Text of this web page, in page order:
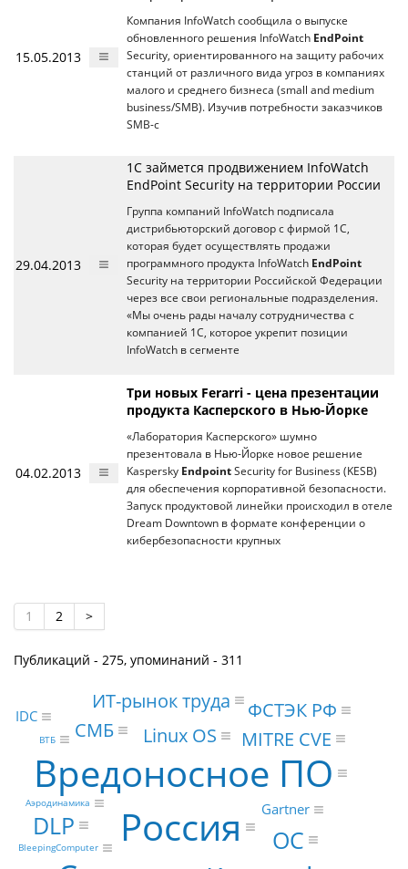
15.05.2013
Компания InfoWatch сообщила о выпуске
обновленного решения InfoWatch EndPoint
Security, ориентированного на защиту рабочих
станций от различного вида угроз в компаниях
малого и среднего бизнеса (small and medium
business/SMB). Изучив потребности заказчиков
SMB-с
29.04.2013
1С займется продвижением InfoWatch
EndPoint Security на территории России
Группа компаний InfoWatch подписала
дистрибьюторский договор с фирмой 1С,
которая будет осуществлять продажи
программного продукта InfoWatch EndPoint
Security на территории Российской Федерации
через все свои региональные подразделения.
«Мы очень рады началу сотрудничества с
компанией 1С, которое укрепит позиции
InfoWatch в сегменте
04.02.2013
Три новых Ferarri - цена презентации
продукта Касперского в Нью-Йорке
«Лаборатория Касперского» шумно
презентовала в Нью-Йорке новое решение
Kaspersky Endpoint Security for Business (KESB)
для обеспечения корпоративной безопасности.
Запуск продуктовой линейки происходил в отеле
Dream Downtown в формате конференции о
кибербезопасности крупных
1 2 >
Публикаций - 275, упоминаний - 311
Россия
Вредоносное ПО
ОС
DLP
MITRE CVE
Linux OS
СМБ
ФСТЭК РФ
ИТ-рынок труда
Gartner
IDC
BleepingComputer
ВТБ
Аэродинамика